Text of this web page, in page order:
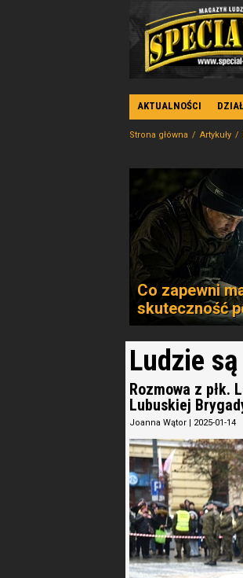
AKTUALNOŚCI
Strona główna Artykuły
Co zapewni
skuteczność
Ludzie
Rozmowa z płk.
Lubuskiej
Joanna Wątor | 2025-01-14